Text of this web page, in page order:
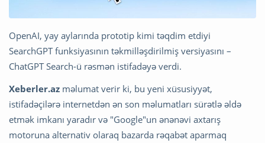
OpenAI, yay aylarında prototip kimi təqdim etdiyi
SearchGPT funksiyasının təkmilləşdirilmiş versiyasını –
ChatGPT Search-ü rəsmən istifadəyə verdi.
Xeberler.az məlumat verir ki, bu yeni xüsusiyyət,
istifadəçilərə internetdən ən son məlumatları sürətlə əldə
etmək imkanı yaradır və "Google"un ənənəvi axtarış
motoruna alternativ olaraq bazarda rəqabət aparmaq